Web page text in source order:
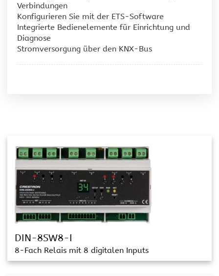
Verbindungen
Konfigurieren Sie mit der ETS-Software
Integrierte Bedienelemente für Einrichtung und
Diagnose
Stromversorgung über den KNX-Bus
DIN-8SW8-I
8-Fach Relais mit 8 digitalen Inputs